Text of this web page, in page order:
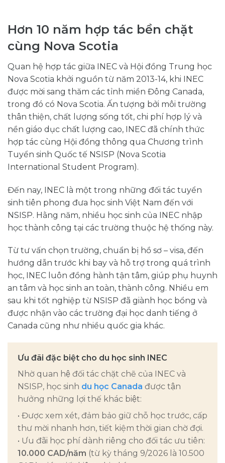
Hơn 10 năm hợp tác bền chặt
cùng Nova Scotia
Quan hệ hợp tác giữa INEC và Hội đồng Trung học
Nova Scotia khởi nguồn từ năm 2013-14, khi INEC
được mời sang thăm các tỉnh miền Đông Canada,
trong đó có Nova Scotia. Ấn tượng bởi môi trường
thân thiện, chất lượng sống tốt, chi phí hợp lý và
nền giáo dục chất lượng cao, INEC đã chính thức
hợp tác cùng Hội đồng thông qua Chương trình
Tuyển sinh Quốc tế NSISP (Nova Scotia
International Student Program).
Đến nay, INEC là một trong những đối tác tuyển
sinh tiên phong đưa học sinh Việt Nam đến với
NSISP. Hằng năm, nhiều học sinh của INEC nhập
học thành công tại các trường thuộc hệ thống này.
Từ tư vấn chọn trường, chuẩn bị hồ sơ – visa, đến
hướng dẫn trước khi bay và hỗ trợ trong quá trình
học, INEC luôn đồng hành tận tâm, giúp phụ huynh
an tâm và học sinh an toàn, thành công. Nhiều em
sau khi tốt nghiệp từ NSISP đã giành học bổng và
được nhận vào các trường đại học danh tiếng ở
Canada cũng như nhiều quốc gia khác.
Ưu đãi đặc biệt cho du học sinh INEC
Nhờ quan hệ đối tác chặt chẽ của INEC và
NSISP, học sinh du học Canada được tận
hưởng những lợi thế khác biệt:
• Được xem xét, đảm bảo giữ chỗ học trước, cấp
thư mời nhanh hơn, tiết kiệm thời gian chờ đợi.
• Ưu đãi học phí dành riêng cho đối tác ưu tiên:
10.000 CAD/năm (từ kỳ tháng 9/2026 là 10.500